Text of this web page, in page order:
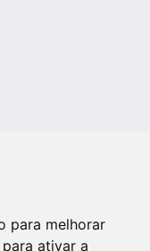
para melhorar
para ativar a